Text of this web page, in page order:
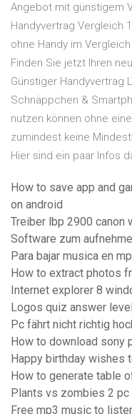
Angebot mit günstigem
Handyvertrag Vergleich
ohne Handy im
Finden Sie jetzt Ihren
Günstiger Handyvertrag
Schnäppchen &
nutzen können ohne
zumindest keine
Hier sind ein paar Infos
How to save app and
on android
Treiber lbp 2900 canon
Software zum
Para bajar musica en
How to extract photos
Internet explorer 8
Logos quiz answer
Pc fährt nicht richtig
How to download sony
Happy birthday wishes
How to generate table
Plants vs zombies 2 pc
Free mp3 music to